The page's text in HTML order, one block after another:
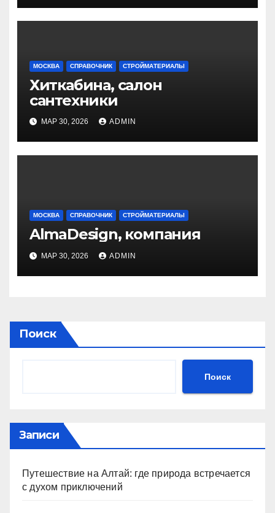
МОСКВА СПРАВОЧНИК СТРОЙМАТЕРИАЛЫ
Хиткабина, салон
сантехники
МАР 30, 2026 ADMIN
МОСКВА СПРАВОЧНИК СТРОЙМАТЕРИАЛЫ
AlmaDesign, компания
МАР 30, 2026 ADMIN
Поиск
Поиск
Записи
Путешествие на Алтай: где природа встречается
с духом приключений